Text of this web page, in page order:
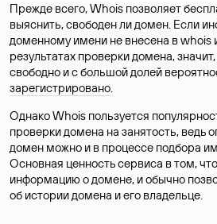
Прежде всего, Whois позволяет
выяснить, свободен ли домен. Если
доменному имени не внесена в whois
результатах проверки домена,
свободно и с большой долей
зарегистрировано.
Однако Whois пользуется
проверки домена на занятость, ведь
домен можно и в процессе подбора
Основная ценность сервиса в том,
информацию о домене, и обычно
об истории домена и его владельце.